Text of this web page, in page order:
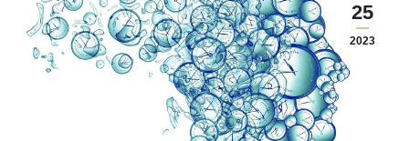
25
2023